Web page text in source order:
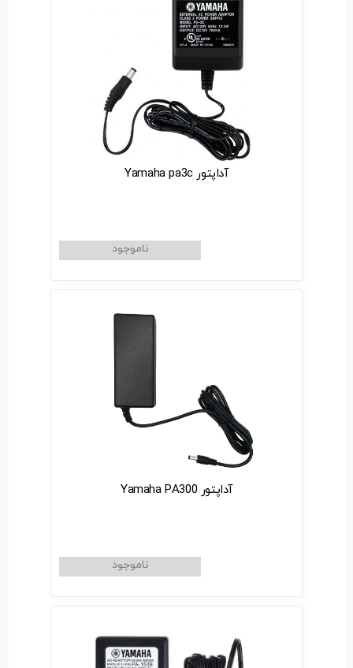
آداپتور Yamaha pa3c
آداپتور Yamaha PA300